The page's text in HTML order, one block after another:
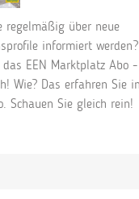
regelmäßig über neue
informiert
EEN Marktplatz Abo
Wie? Das erfahren Sie
Schauen Sie gleich rein!